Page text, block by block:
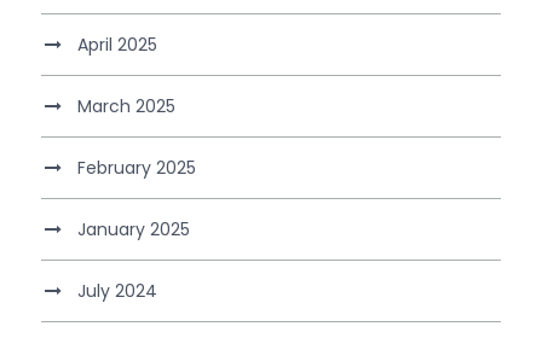
April 2025
March 2025
February 2025
January 2025
July 2024